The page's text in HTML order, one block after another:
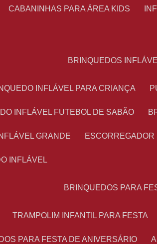
CABANINHAS PARA ÁREA KIDS
BRINQUEDOS
INFLÁVEL PARA CRIANÇA
INFLÁVEL FUTEBOL DE SABÃO
GRANDE
INFLÁVEL
BRINQUEDOS PARA
TRAMPOLIM INFANTIL PARA FESTA
PARA FESTA DE ANIVERSÁRIO